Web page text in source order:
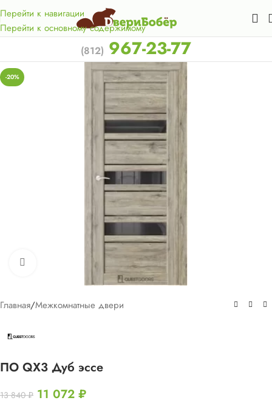
Перейти к навигации
Перейти к основному содержимому
км. от КАД.
(812) 967-23-77
-20%
Нажмите, чтобы увеличить
Главная/Межкомнатные двери
ПО QX3 Дуб эссе
13 840₽ 11 072 ₽